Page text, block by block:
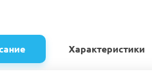
Характеристики